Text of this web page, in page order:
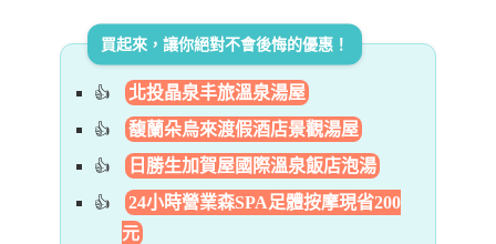
買起來，讓你絕對不會後悔的優惠！
北投晶泉丰旅溫泉湯屋
馥蘭朵烏來渡假酒店景觀湯屋
日勝生加賀屋國際溫泉飯店泡湯
24小時營業森SPA足體按摩現省200
元